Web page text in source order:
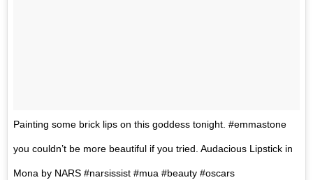
Painting some brick lips on this goddess tonight. #emmastone
you couldn’t be more beautiful if you tried. Audacious Lipstick in
Mona by NARS #narsissist #mua #beauty #oscars